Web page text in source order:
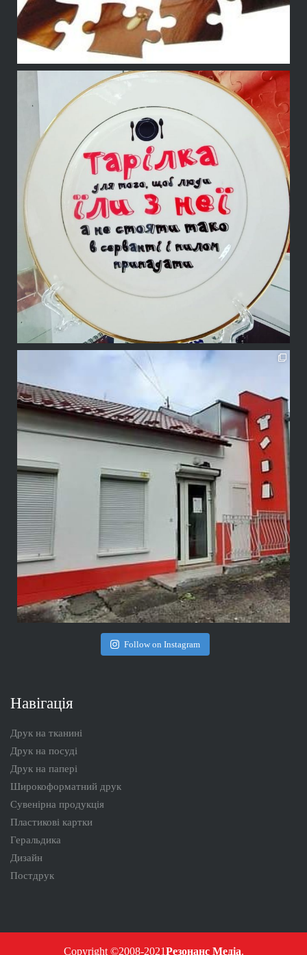
Follow on Instagram
Навігація
Друк на тканині
Друк на посуді
Друк на папері
Широкоформатний друк
Сувенірна продукція
Пластикові картки
Геральдика
Дизайн
Постдрук
Copyright ©2008-2021Резонанс Медіа.